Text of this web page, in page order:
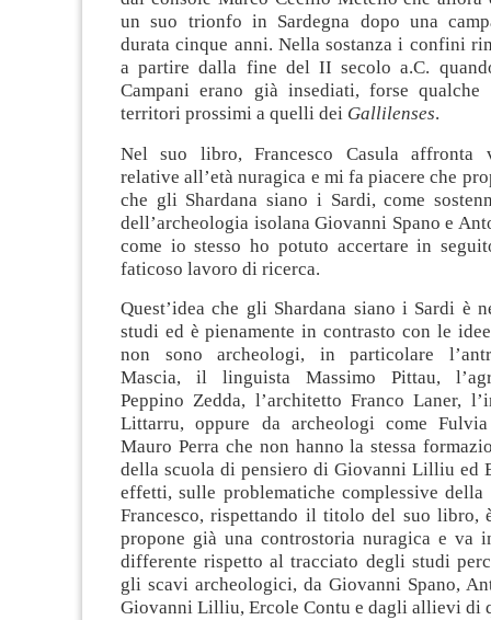
un suo trionfo in Sardegna dopo una
durata cinque anni. Nella sostanza i confini
a partire dalla fine del II secolo a.C.
Campani erano già insediati, forse
territori prossimi a quelli dei Gallilenses.
Nel suo libro, Francesco Casula affronta
relative all’età nuragica e mi fa piacere che
che gli Shardana siano i Sardi, come
dell’archeologia isolana Giovanni Spano e
come io stesso ho potuto accertare in
faticoso lavoro di ricerca.
Quest’idea che gli Shardana siano i Sardi è
studi ed è pienamente in contrasto con le
non sono archeologi, in particolare
Mascia, il linguista Massimo Pittau,
Peppino Zedda, l’architetto Franco Laner,
Littarru, oppure da archeologi come
Mauro Perra che non hanno la stessa
della scuola di pensiero di Giovanni Lilliu ed
effetti, sulle problematiche complessive della
Francesco, rispettando il titolo del suo libro,
propone già una controstoria nuragica e va
differente rispetto al tracciato degli studi
gli scavi archeologici, da Giovanni Spano,
Giovanni Lilliu, Ercole Contu e dagli allievi di